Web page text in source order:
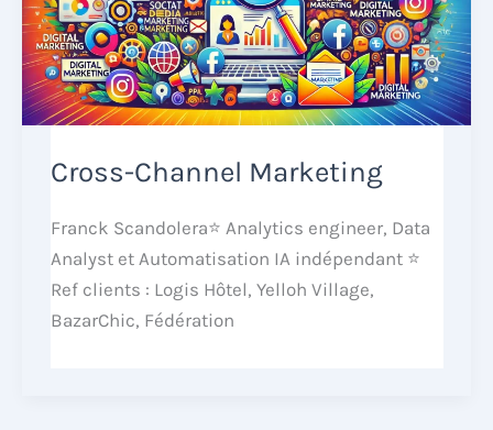
Cross-Channel Marketing
Franck Scandolera⭐ Analytics engineer, Data
Analyst et Automatisation IA indépendant ⭐
Ref clients : Logis Hôtel, Yelloh Village,
BazarChic, Fédération